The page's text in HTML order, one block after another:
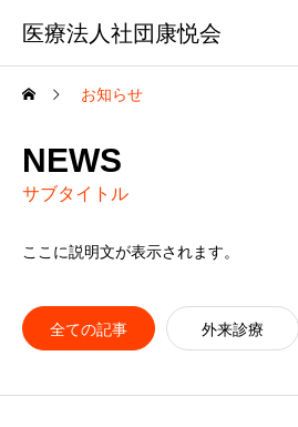
医療法人社団康悦会
お知らせ
NEWS
サブタイトル
ここに説明文が表示されます。
全ての記事 外来診療